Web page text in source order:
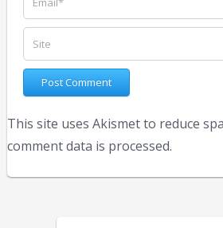
This site uses Akismet to reduce
comment data is processed.